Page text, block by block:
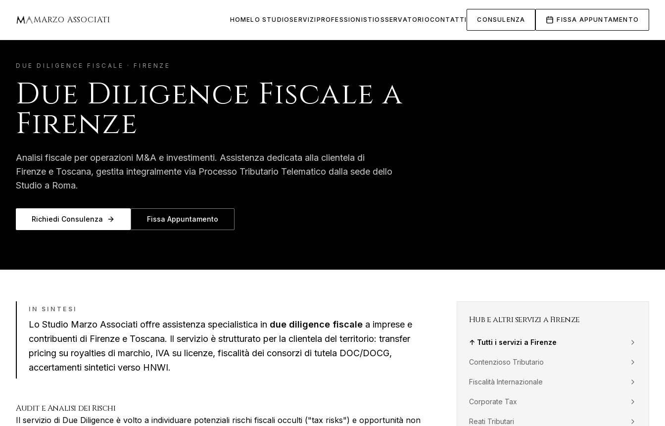
MARZO ASSOCIATI HOMELO STUDIOSERVIZI PROFESSIONISTIOSSERVATORIOCONTATTI CONSULENZA FISSA APPUNTAMENTO
DUE DILIGENCE FISCALE · FIRENZE
Due Diligence Fiscale a
Firenze
Analisi fiscale per operazioni M&A e investimenti. Assistenza dedicata alla clientela di
Firenze e Toscana, gestita integralmente via Processo Tributario Telematico dalla sede dello
Studio a Roma.
Richiedi Consulenza Fissa Appuntamento
IN SINTESI
Lo Studio Marzo Associati offre assistenza specialistica in due diligence fiscale a imprese e
contribuenti di Firenze e Toscana. Il servizio è strutturato per la clientela del territorio: transfer
pricing su royalties di marchio, IVA su licenze, fiscalità dei consorzi di tutela DOC/DOCG,
accertamenti sintetici verso HNWI.
Audit e Analisi dei Rischi
Il servizio di Due Diligence è volto a individuare potenziali rischi fiscali occulti ("tax risks") e opportunità non
Hub e altri servizi aFirenze
↑ Tutti i servizi a Firenze
Contenzioso Tributario
Fiscalità Internazionale
Corporate Tax
Reati Tributari